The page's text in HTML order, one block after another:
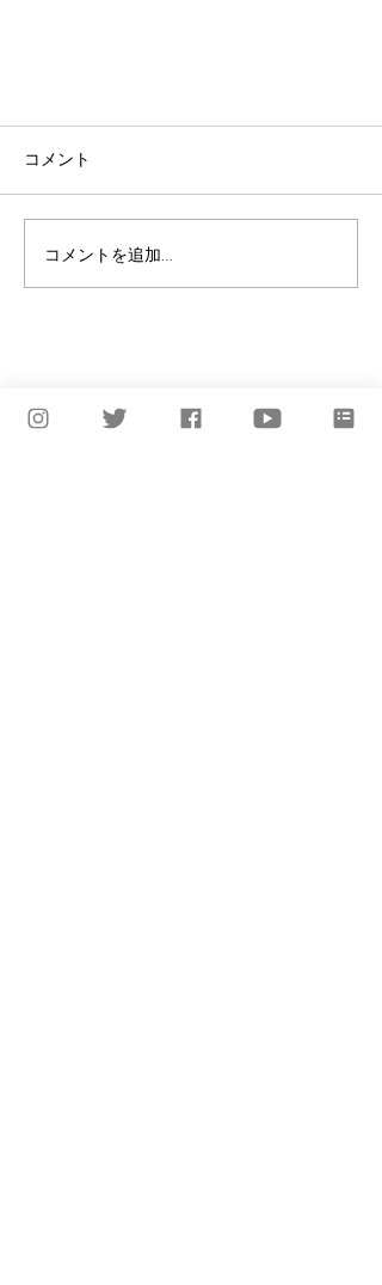
コメント
コメントを追加…